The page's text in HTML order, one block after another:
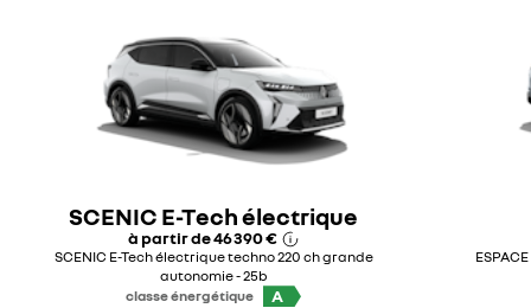
SCENIC E-Tech électrique
à partir de46 390 €
SCENIC E-Tech électrique techno 220 ch grande
autonomie - 25b
classe énergétique
A